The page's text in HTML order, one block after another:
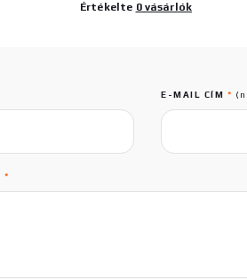
Értékelte 0 vásárlók
E-MAIL CÍM *
*